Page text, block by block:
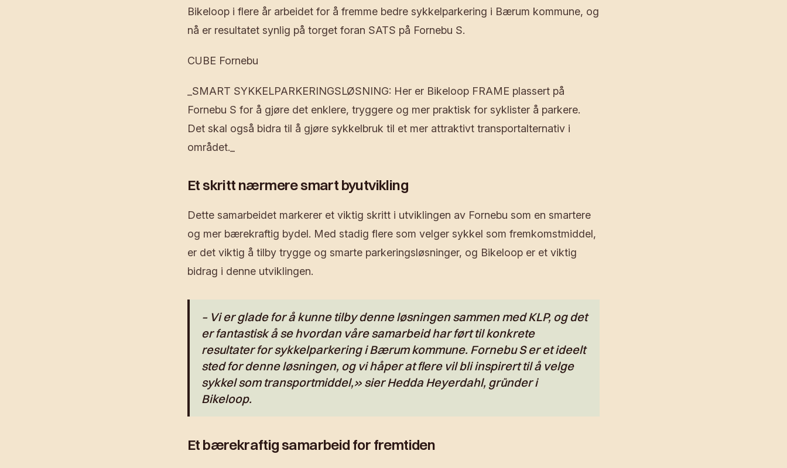
Bikeloop i flere år arbeidet for å fremme bedre sykkelparkering i Bærum kommune, og
nå er resultatet synlig på torget foran SATS på Fornebu S.
CUBE Fornebu
_SMART SYKKELPARKERINGSLØSNING: Her er Bikeloop FRAME plassert på
Fornebu S for å gjøre det enklere, tryggere og mer praktisk for syklister å parkere.
Det skal også bidra til å gjøre sykkelbruk til et mer attraktivt transportalternativ i
området._
Et skritt nærmere smart byutvikling
Dette samarbeidet markerer et viktig skritt i utviklingen av Fornebu som en smartere
og mer bærekraftig bydel. Med stadig flere som velger sykkel som fremkomstmiddel,
er det viktig å tilby trygge og smarte parkeringsløsninger, og Bikeloop er et viktig
bidrag i denne utviklingen.
– Vi er glade for å kunne tilby denne løsningen sammen med KLP, og det
er fantastisk å se hvordan våre samarbeid har ført til konkrete
resultater for sykkelparkering i Bærum kommune. Fornebu S er et ideelt
sted for denne løsningen, og vi håper at flere vil bli inspirert til å velge
sykkel som transportmiddel,» sier Hedda Heyerdahl, gründer i
Bikeloop.
Et bærekraftig samarbeid for fremtiden